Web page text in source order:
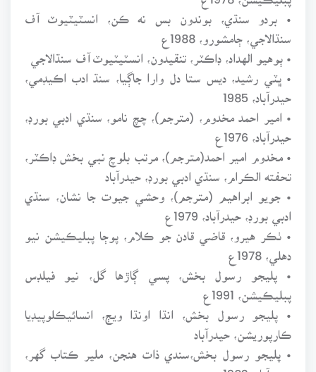
• بردو سنڌي، بوندون بس نه ڪن، انسٽيٽيوٽ آف
سنڌالاجي، ڄامشورو، 1988ع
• ٻوهيو الهداد، ڊاڪٽر، تنقيدون، انسٽيٽيوٽ آف سنڌالاجي
• ڀٽي رشيد، ديس ستا دل وارا جاڳيا، سنڌ ادب اڪيڊمي،
حيدرآباد، 1985
• امير احمد مخدوم، (مترجم)، چچ نامو، سنڌي ادبي بورڊ،
حيدرآباد، 1976ع
• مخدوم امير احمد(مترجم)، مرتب بلوچ نبي بخش ڊاڪٽر،
تحفته الڪرام، سنڌي ادبي بورڊ، حيدرآباد
• جويو ابراهيم (مترجم)، وحشي جيوت جا نشان، سنڌي
ادبي بورڊ، حيدرآباد، 1979ع
• ٺڪر هيرو، قاضي قادن جو ڪلام، پوڄا پبليڪيشن نيو
دهلي، 1978ع
• پليجو رسول بخش، پسي ڳاڙها گل، نيو فيلڊس
پبليڪيشن، 1991ع
• پليجو رسول بخش، انڌا اونڌا ويڄ، انسائيڪلوپيڊيا
ڪارپوريشن، حيدرآباد
• پليجو رسول بخش،سندي ذات هنجن، ملير ڪتاب گهر،
حيدرآباد، 1983ع